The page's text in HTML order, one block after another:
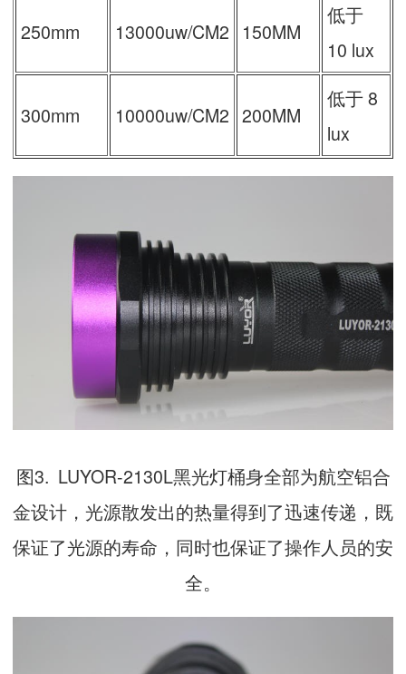
250mm 13000uw/CM2 150MM
低于
10 lux
300mm 10000uw/CM2 200MM
低于 8
lux
图3. LUYOR-2130L黑光灯桶身全部为航空铝合
金设计，光源散发出的热量得到了迅速传递，既
保证了光源的寿命，同时也保证了操作人员的安
全。